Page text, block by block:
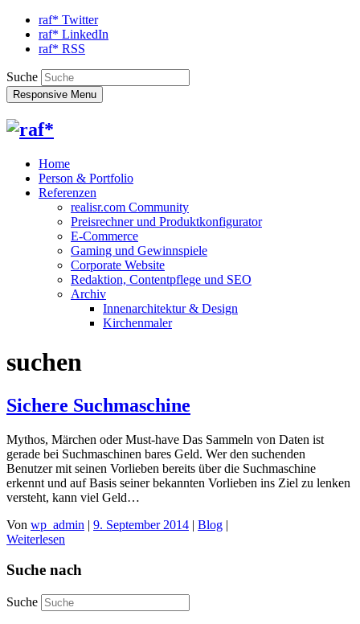
raf* Twitter
raf* LinkedIn
raf* RSS
Suche
Responsive Menu
Home
Person & Portfolio
Referenzen
realisr.com Community
Preisrechner und Produktkonfigurator
E-Commerce
Gaming und Gewinnspiele
Corporate Website
Redaktion, Contentpflege und SEO
Archiv
Innenarchitektur & Design
Kirchenmaler
suchen
Sichere Suchmaschine
Mythos, Märchen oder Must-have Das Sammeln von Daten ist
gerade bei Suchmaschinen bares Geld. Wer den suchenden
Benutzer mit seinen Vorlieben bereits über die Suchmaschine
erkennt und auf Basis seiner bekannten Vorlieben ins Ziel zu lenken
versteht, kann viel Geld…
Von wp_admin | 9. September 2014 | Blog |
Weiterlesen
Suche nach
Suche